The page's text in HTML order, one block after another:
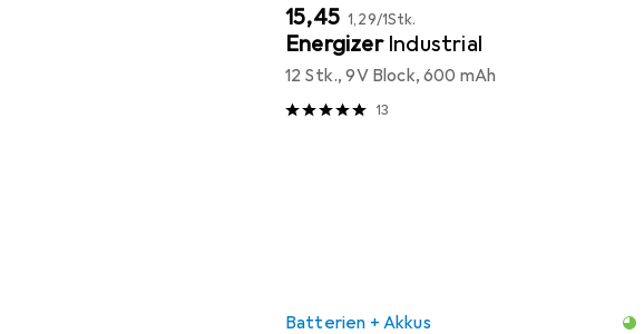
EUR
15,45 EUR
1,29/1Stk.
Energizer Industrial
12 Stk., 9V Block, 600 mAh
13
Batterien + Akkus